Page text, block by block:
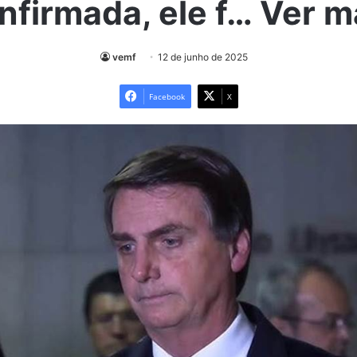
ele f… Ver
vemf 12 de junho de 2025
Facebook X